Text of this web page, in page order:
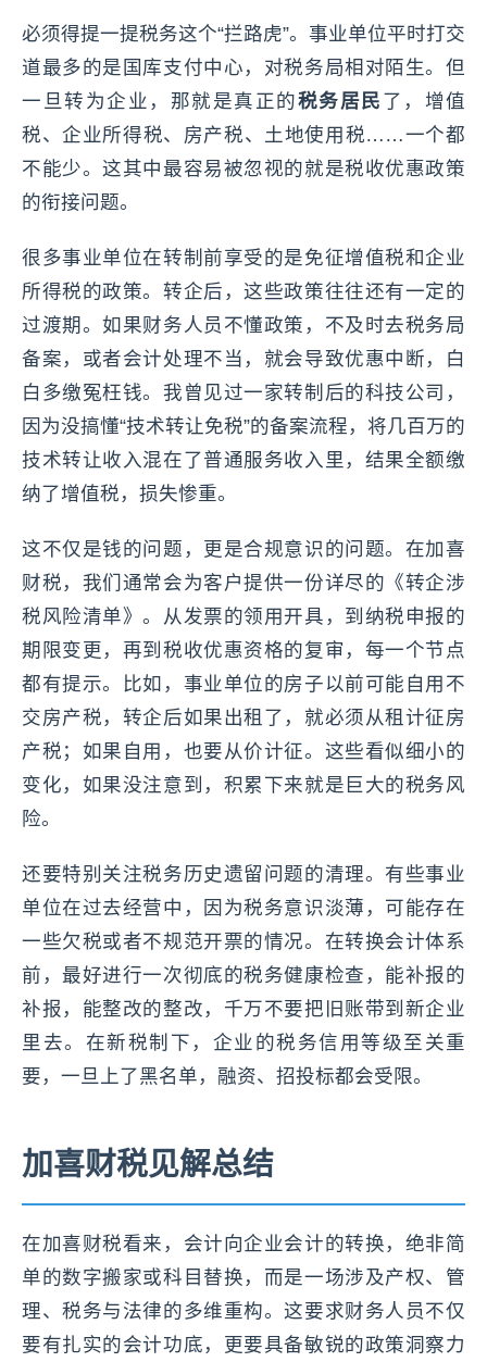
必须得提一提税务这个“拦路虎”。事业单位平时打交
道最多的是国库支付中心，对税务局相对陌生。但
一旦转为企业，那就是真正的税务居民 了，增值
税、企业所得税、房产税、土地使用税……一个都
不能少。这其中最容易被忽视的就是税收优惠政策
的衔接问题。
很多事业单位在转制前享受的是免征增值税和企业
所得税的政策。转企后，这些政策往往还有一定的
过渡期。如果财务人员不懂政策，不及时去税务局
备案，或者会计处理不当，就会导致优惠中断，白
白多缴冤枉钱。我曾见过一家转制后的科技公司，
因为没搞懂“技术转让免税”的备案流程，将几百万的
技术转让收入混在了普通服务收入里，结果全额缴
纳了增值税，损失惨重。
这不仅是钱的问题，更是合规意识的问题。在加喜
财税，我们通常会为客户提供一份详尽的《转企涉
税风险清单》。从发票的领用开具，到纳税申报的
期限变更，再到税收优惠资格的复审，每一个节点
都有提示。比如，事业单位的房子以前可能自用不
交房产税，转企后如果出租了，就必须从租计征房
产税；如果自用，也要从价计征。这些看似细小的
变化，如果没注意到，积累下来就是巨大的税务风
险。
还要特别关注税务历史遗留问题的清理。有些事业
单位在过去经营中，因为税务意识淡薄，可能存在
一些欠税或者不规范开票的情况。在转换会计体系
前，最好进行一次彻底的税务健康检查，能补报的
补报，能整改的整改，千万不要把旧账带到新企业
里去。在新税制下，企业的税务信用等级至关重
要，一旦上了黑名单，融资、招投标都会受限。
加喜财税见解总结
在加喜财税看来，会计向企业会计的转换，绝非简
单的数字搬家或科目替换，而是一场涉及产权、管
理、税务与法律的多维重构。这要求财务人员不仅
要有扎实的会计功底，更要具备敏锐的政策洞察力